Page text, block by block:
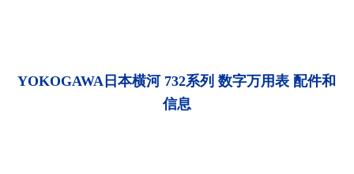
YOKOGAWA日本横河 732系列 数字万用表 配件和
信息